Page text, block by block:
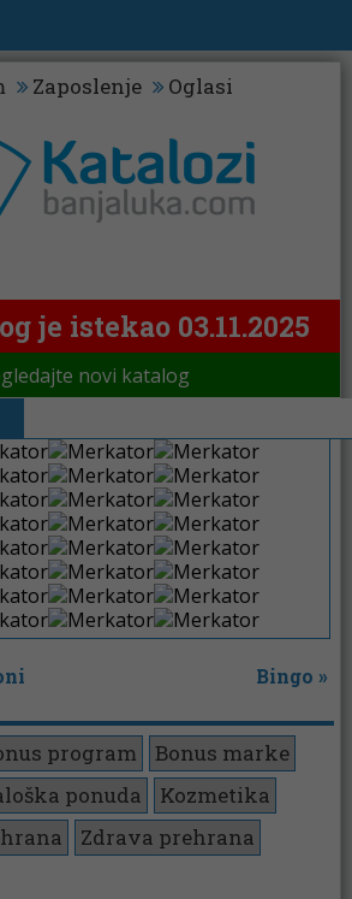
Zaposlenje Oglasi
je istekao 03.11.2025
novi katalog
Bingo »
program
Bonus marke
ponuda
Kozmetika
Zdrava prehrana